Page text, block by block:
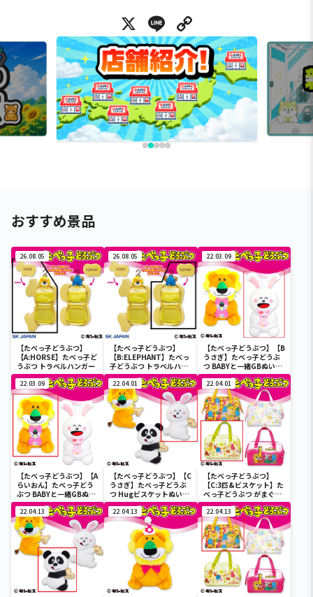
X Line
おすすめ景品
26.08.05
【たべっ子どうぶつ】
【A:HORSE】たべっ子ど
うぶつ トラベルハンガー
26.08.05
【たべっ子どうぶつ】
【B:ELEPHANT】たべっ
子どうぶつ トラベルハン
ガー
22.03.09
【たべっ子どうぶつ】【B
うさぎ】たべっ子どうぶ
つ BABYと一緒GBぬいぐ
るみ
22.03.09
【たべっ子どうぶつ】【A
らいおん】たべっ子どう
ぶつ BABYと一緒GBぬい
ぐるみ
22.04.01
【たべっ子どうぶつ】【C
うさぎ】たべっ子どうぶ
つ Hugビスケットぬいぐ
るみ2
22.04.01
【たべっ子どうぶつ】
【C:3匹&ビスケット】た
べっ子どうぶつ がまぐち
ランチトートバッグ2
22.04.13 22.04.13 22.04.13